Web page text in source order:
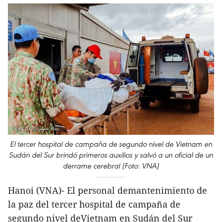
El tercer hospital de campaña de segundo nivel de Vietnam en
Sudán del Sur brindó primeros auxilios y salvó a un oficial de un
derrame cerebral (Foto: VNA)
Hanoi (VNA)- El personal demantenimiento de
la paz del tercer hospital de campaña de
segundo nivel deVietnam en Sudán del Sur